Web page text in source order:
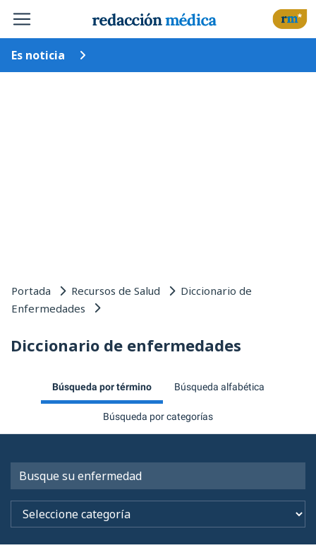
Es noticia
Portada Recursos de Salud Diccionario de
Enfermedades
Diccionario de enfermedades
Búsqueda por término Búsqueda alfabética
Búsqueda por categorías